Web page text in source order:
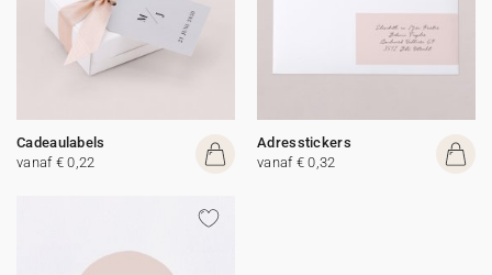
Cadeaulabels
vanaf € 0,22
Adresstickers
vanaf € 0,32